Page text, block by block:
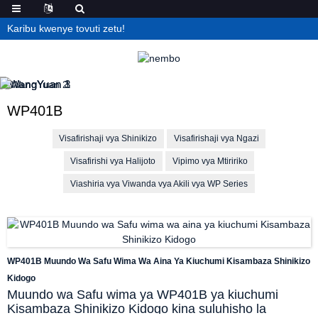
Karibu kwenye tovuti zetu!
WP401B
Visafirishaji vya Shinikizo Visafirishaji vya Ngazi
Visafirishi vya Halijoto Vipimo vya Mtiririko
Viashiria vya Viwanda vya Akili vya WP Series
WP401B Muundo Wa Safu Wima Wa Aina Ya Kiuchumi Kisambaza Shinikizo
Kidogo
Muundo wa Safu wima ya WP401B ya kiuchumi
Kisambaza Shinikizo Kidogo kina suluhisho la